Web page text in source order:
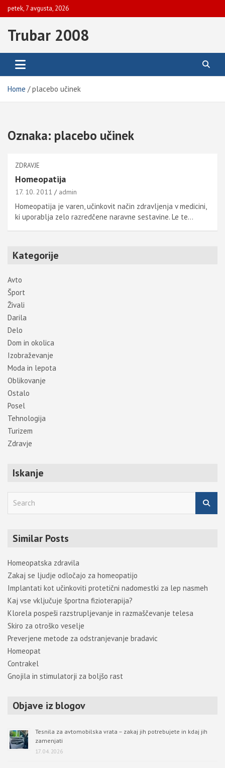
Skip
to
petek, 7 avgusta, 2026
Trubar 2008
Home placebo učinek
Oznaka: placebo učinek
ZDRAVJE
Homeopatija
17. 10. 2011 admin
Homeopatija je varen, učinkovit način zdravljenja v medicini,
ki uporablja zelo razredčene naravne sestavine. Le te…
Kategorije
Avto
Šport
Živali
Darila
Delo
Dom in okolica
Izobraževanje
Moda in lepota
Oblikovanje
Ostalo
Posel
Tehnologija
Turizem
Zdravje
Iskanje
Similar Posts
Homeopatska zdravila
Zakaj se ljudje odločajo za homeopatijo
Implantati kot učinkoviti protetični nadomestki za lep nasmeh
Kaj vse vključuje športna fizioterapija?
Klorela pospeši razstrupljevanje in razmaščevanje telesa
Skiro za otroško veselje
Preverjene metode za odstranjevanje bradavic
Homeopat
Contrakel
Gnojila in stimulatorji za boljšo rast
Objave iz blogov
Tesnila za avtomobilska vrata – zakaj jih potrebujete in kdaj jih
zamenjati
17. 04. 2026